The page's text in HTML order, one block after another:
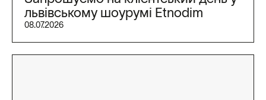
львівському шоурумі Etnodim
08.07.2026